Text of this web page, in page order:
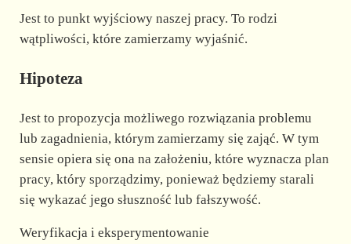
Jest to punkt wyjściowy naszej pracy. To rodzi
wątpliwości, które zamierzamy wyjaśnić.
Hipoteza
Jest to propozycja możliwego rozwiązania problemu
lub zagadnienia, którym zamierzamy się zająć. W tym
sensie opiera się ona na założeniu, które wyznacza plan
pracy, który sporządzimy, ponieważ będziemy starali
się wykazać jego słuszność lub fałszywość.
Weryfikacja i eksperymentowanie